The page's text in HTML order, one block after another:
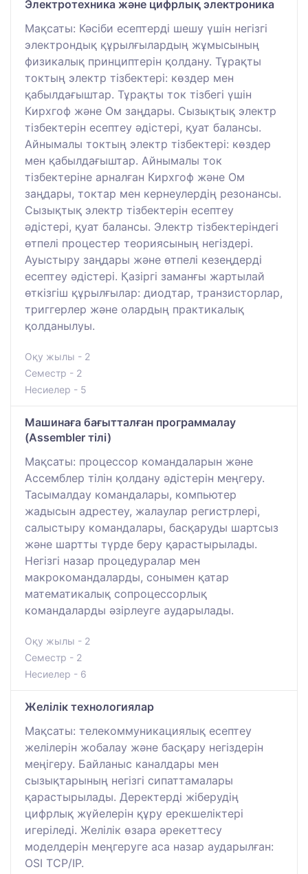
Электротехника және цифрлық электроника
Мақсаты: Кәсіби есептерді шешу үшін негізгі
электрондық құрылғылардың жұмысының
физикалық принциптерін қолдану. Тұрақты
токтың электр тізбектері: көздер мен
қабылдағыштар. Тұрақты ток тізбегі үшін
Кирхгоф және Ом заңдары. Сызықтық электр
тізбектерін есептеу әдістері, қуат балансы.
Айнымалы токтың электр тізбектері: көздер
мен қабылдағыштар. Айнымалы ток
тізбектеріне арналған Кирхгоф және Ом
заңдары, токтар мен кернеулердің резонансы.
Сызықтық электр тізбектерін есептеу
әдістері, қуат балансы. Электр тізбектеріндегі
өтпелі процестер теориясының негіздері.
Ауыстыру заңдары және өтпелі кезеңдерді
есептеу әдістері. Қазіргі заманғы жартылай
өткізгіш құрылғылар: диодтар, транзисторлар,
триггерлер және олардың практикалық
қолданылуы.
Оқу жылы - 2
Семестр - 2
Несиелер - 5
Машинаға бағытталған программалау
(Assembler тілі)
Мақсаты: процессор командаларын және
Ассемблер тілін қолдану әдістерін меңгеру.
Тасымалдау командалары, компьютер
жадысын адрестеу, жалаулар регистрлері,
салыстыру командалары, басқаруды шартсыз
және шартты түрде беру қарастырылады.
Негізгі назар процедуралар мен
макрокомандаларды, сонымен қатар
математикалық сопроцессорлық
командаларды әзірлеуге аударылады.
Оқу жылы - 2
Семестр - 2
Несиелер - 6
Желілік технологиялар
Мақсаты: телекоммуникациялық есептеу
желілерін жобалау және басқару негіздерін
меңігеру. Байланыс каналдары мен
сызықтарының негізгі сипаттамалары
қарастырылады. Деректерді жіберудің
цифрлық жүйелерін құру ерекшеліктері
игеріледі. Желілік өзара әрекеттесу
моделдерін меңгеруге аса назар аударылған:
OSI TCP/IP.